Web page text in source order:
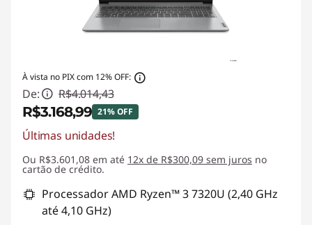
À vista no PIX com 12% OFF:
De: R$4.014,43
R$3.168,99 21% OFF
Economias instantâneas :
Últimas unidades!
Ou R$3.601,08 em até 12x de R$300,09 sem juros no
cartão de crédito.
Processador AMD Ryzen™ 3 7320U (2,40 GHz
até 4,10 GHz)